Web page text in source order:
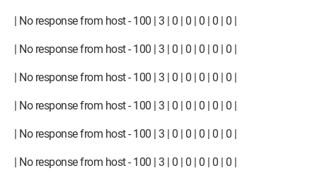
| No response from host - 100 | 3 | 0 | 0 | 0 | 0 | 0 |
| No response from host - 100 | 3 | 0 | 0 | 0 | 0 | 0 |
| No response from host - 100 | 3 | 0 | 0 | 0 | 0 | 0 |
| No response from host - 100 | 3 | 0 | 0 | 0 | 0 | 0 |
| No response from host - 100 | 3 | 0 | 0 | 0 | 0 | 0 |
| No response from host - 100 | 3 | 0 | 0 | 0 | 0 | 0 |